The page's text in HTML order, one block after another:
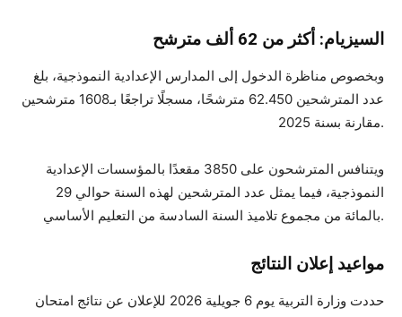
السيزيام: أكثر من 62 ألف مترشح
وبخصوص مناظرة الدخول إلى المدارس الإعدادية النموذجية، بلغ
عدد المترشحين 62.450 مترشحًا، مسجلًا تراجعًا بـ1608 مترشحين
مقارنة بسنة 2025.
ويتنافس المترشحون على 3850 مقعدًا بالمؤسسات الإعدادية
النموذجية، فيما يمثل عدد المترشحين لهذه السنة حوالي 29
بالمائة من مجموع تلاميذ السنة السادسة من التعليم الأساسي.
مواعيد إعلان النتائج
حددت وزارة التربية يوم 6 جويلية 2026 للإعلان عن نتائج امتحان